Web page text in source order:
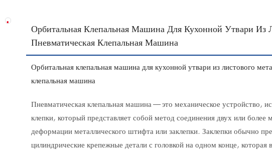
Орбитальная Клепальная Машина Для Кухонной Утвари Из
Пневматическая Клепальная Машина
Орбитальная клепальная машина для кухонной утвари из листового
клепальная машина
Пневматическая клепальная машина — это механическое устройство,
клепки, который представляет собой метод соединения двух или более
деформации металлического штифта или заклепки. Заклепки обычно
цилиндрические крепежные детали с головкой на одном конце, которая